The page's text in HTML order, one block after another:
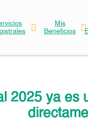
Mis
Beneficios
2025 ya es